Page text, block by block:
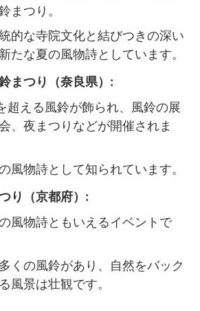
まつり。
的な寺院文化と結びつきの深い
たな夏の風物詩としています。
まつり（奈良県）:
超える風鈴が飾られ、風鈴の展
、夜まつりなどが開催されま
風物詩として知られています。
り（京都府）:
風物詩ともいえるイベントで
くの風鈴があり、自然をバック
風景は壮観です。